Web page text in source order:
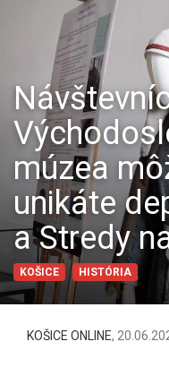
múzea
unikáte
a Stredy
KOŠICE HISTÓRIA
KOŠICE ONLINE,